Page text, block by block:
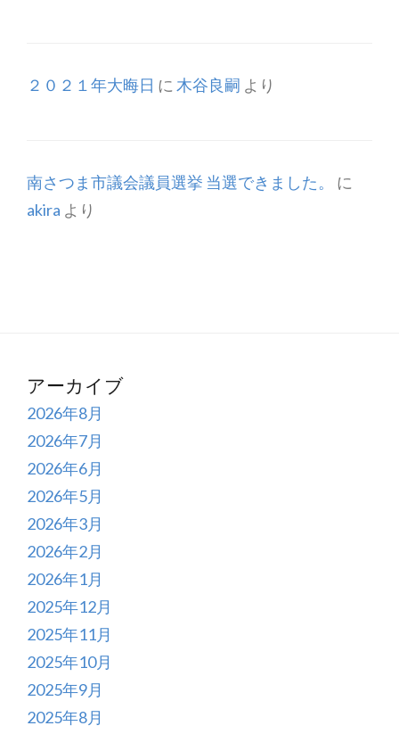
２０２１年大晦日 に 木谷良嗣 より
南さつま市議会議員選挙 当選できました。
に
akira より
アーカイブ
2026年8月
2026年7月
2026年6月
2026年5月
2026年3月
2026年2月
2026年1月
2025年12月
2025年11月
2025年10月
2025年9月
2025年8月